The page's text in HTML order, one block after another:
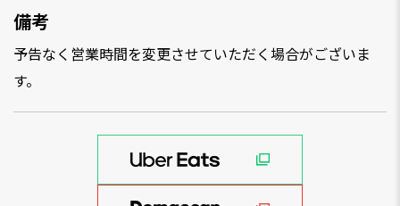
備考
予告なく営業時間を変更させていただく場合がございま
す。